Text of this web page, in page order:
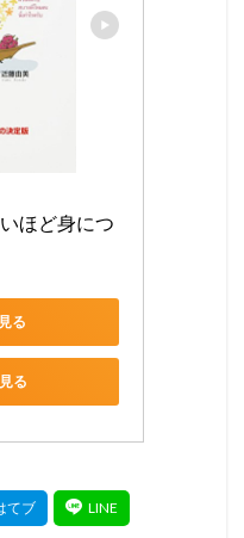
ほど身につ
る
る